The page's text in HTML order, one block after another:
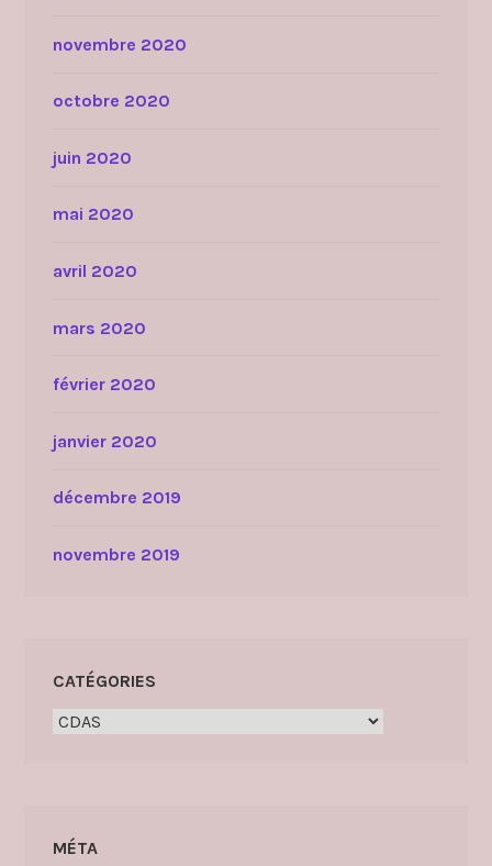
novembre 2020
octobre 2020
juin 2020
mai 2020
avril 2020
mars 2020
février 2020
janvier 2020
décembre 2019
novembre 2019
CATÉGORIES
Catégories
MÉTA